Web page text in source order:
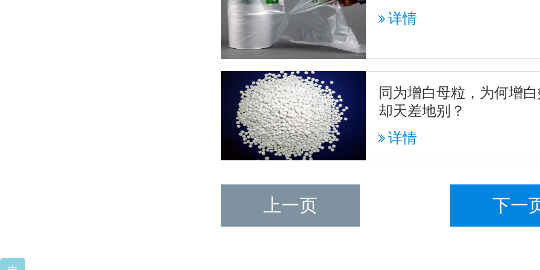
详情
同为增白母粒，为何增
却天差地别？
详情
上一页 下一